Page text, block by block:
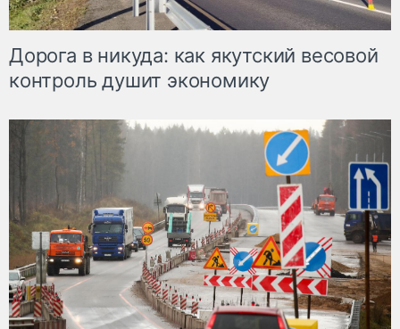
Дорога в никуда: как якутский весовой
контроль душит экономику